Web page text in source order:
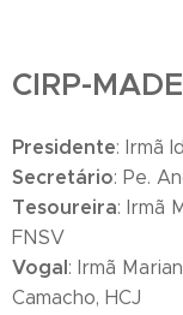
CIRP-
Presidente: Irmã
Secretário: Pe.
Tesoureira: Irmã
FNSV
Vogal: Irmã
Camacho, HCJ